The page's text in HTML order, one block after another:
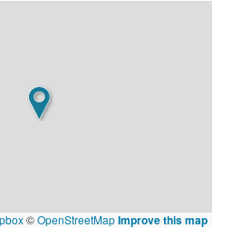
©OpenStreetMapImprove this map